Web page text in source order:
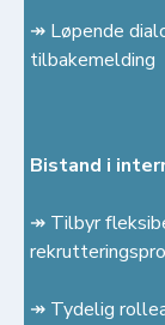
↠ Løpende
tilbakemelding
Bistand i
↠ Tilbyr
↠ Tydelig